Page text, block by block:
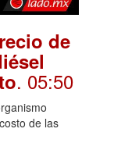
de
. 05:50
de las